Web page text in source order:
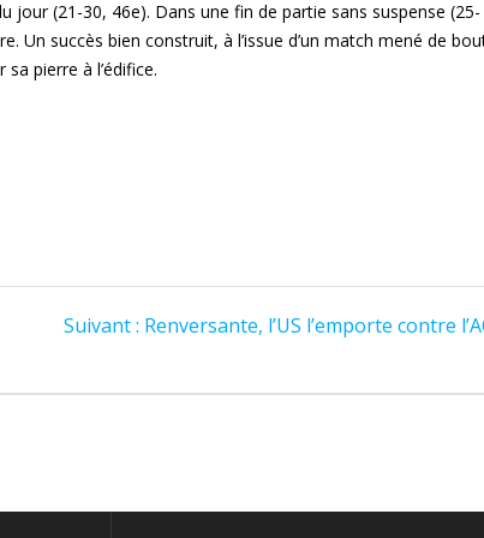
jour (21-30, 46e). Dans une fin de partie sans suspense (25-
Un succès bien construit, à l’issue d’un match mené de
pierre à l’édifice.
Suivant : Article
Renversante, l’US l’emporte contre